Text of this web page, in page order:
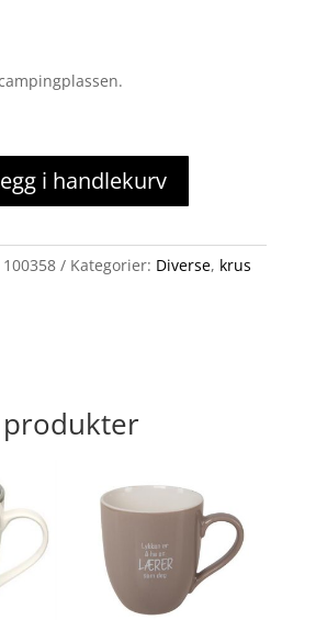
i handlekurv
100358 Kategorier: Diverse, krus